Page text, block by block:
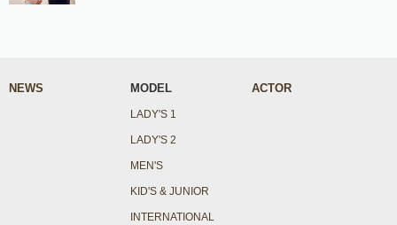
NEWS MODEL
LADY'S 1
LADY'S 2
MEN'S
KID'S & JUNIOR
INTERNATIONAL
ACTOR